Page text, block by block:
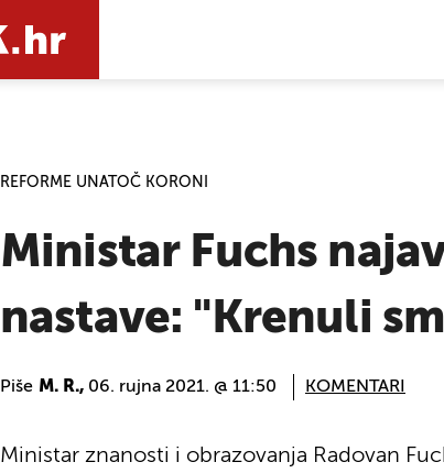
REFORME UNATOČ KORONI
Ministar Fuchs
nastave: "Krenuli
Piše M. R., 06. rujna 2021. @ 11:50 KOMENTARI
Ministar znanosti i obrazovanja Radovan